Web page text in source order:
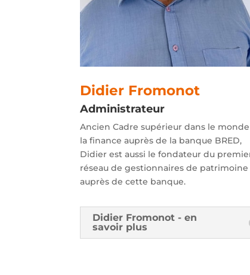
Didier Fromonot
Administrateur
Ancien Cadre supérieur dans le
la finance auprès de la banque BRED,
Didier est aussi le fondateur du
réseau de gestionnaires de patrimoine
auprès de cette banque.
Didier Fromonot - en
savoir plus